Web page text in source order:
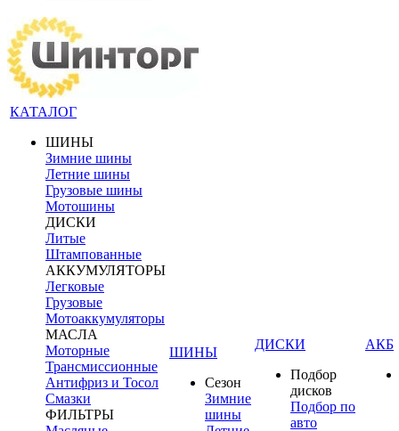
КАТАЛОГ
ШИНЫ
Зимние шины
Летние шины
Грузовые шины
Мотошины
ДИСКИ
Литые
Штампованные
АККУМУЛЯТОРЫ
Легковые
Грузовые
Мотоаккумуляторы
МАСЛА
Моторные
Трансмиссионные
Антифриз и Тосол
Смазки
ФИЛЬТРЫ
ШИНЫ
Сезон
Зимние
шины
ДИСКИ
Подбор
дисков
Подбор по
авто
АКБ